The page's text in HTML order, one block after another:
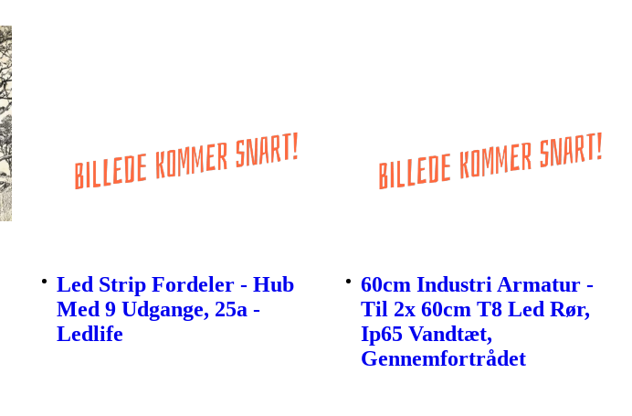
Led Strip Fordeler - Hub
Med 9 Udgange, 25a -
Ledlife
60cm Industri Armatur -
Til 2x 60cm T8 Led Rør,
Ip65 Vandtæt,
Gennemfortrådet